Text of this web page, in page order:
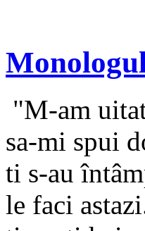
"M-am
sa-mi spui
ti s-au
le faci